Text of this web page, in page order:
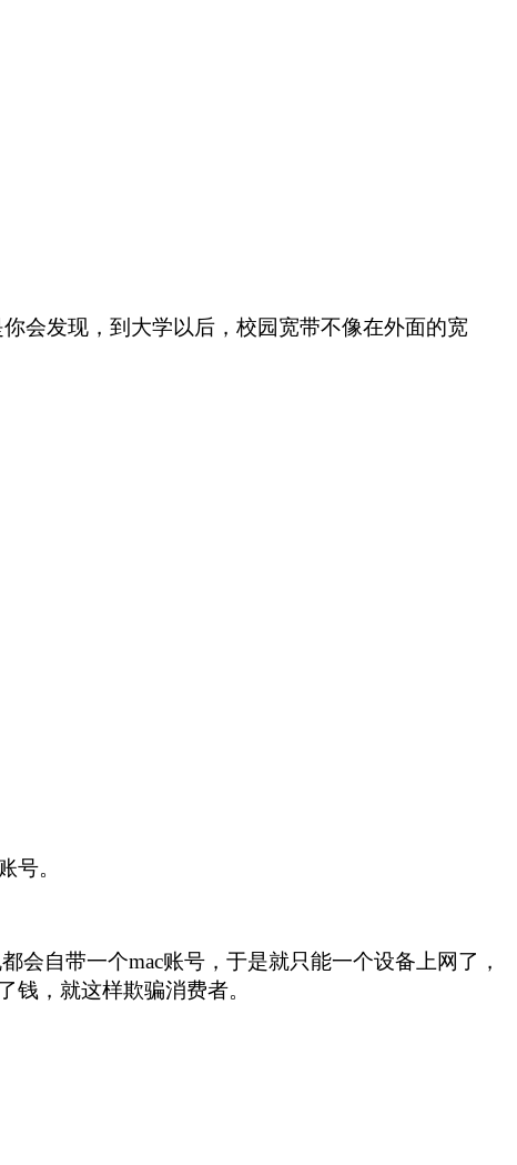
会发现，到大学以后，校园宽带不像在外面的宽
号。
会自带一个mac账号，于是就只能一个设备上网了，
钱，就这样欺骗消费者。